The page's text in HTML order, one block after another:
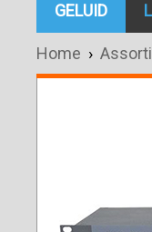
GELUID
Home ›